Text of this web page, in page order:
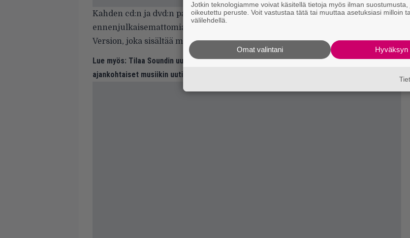
Kahden cd:n ja dvd:n paketti puolestaan sisältää runsaasti
ennenjulkaisemattomia videoita. Kauppoihin ilmestyy myös Super Deluxe
Version, joka sisältää myös kolme vinyyliä.
Lue myös: Tilaa Soundin uutiskirje ja tiedät mistä kahvitauolla puhutaan! Nappaa
ajankohtaiset musiikin uutiset ja puheenaiheet suoraan sähköpostiin tästä.
Jotkin teknologiamme voivat käsitellä tietoja myös ilman suostumusta,
oikeutettu peruste. Voit vastustaa tätä tai muuttaa asetuksiasi milloin
välilehdellä.
Hyväksyn
Omat valintani